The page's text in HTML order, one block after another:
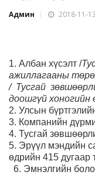
Админ 2018-11-13
1. Албан хүсэлт /
ажиллагааны
/ Тусгай
доошгүй хоногийн
2. Улсын
3. Компанийн
4. Тусгай
5. Эрүүл мэндийн
өдрийн 415 дугаар
6. Эмнэлгийн